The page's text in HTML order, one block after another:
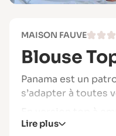
MAISON FAUVE
Blouse
Panama est un
s’adapter à toutes
devient un
Lire plus